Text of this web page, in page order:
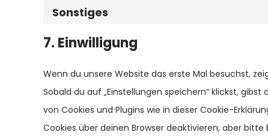
Sonstiges
7. Einwilligung
Wenn du unsere Website das erste Mal besuchst,
Sobald du auf „Einstellungen speichern“ klickst,
von Cookies und Plugins wie in dieser Cookie-
Cookies über deinen Browser deaktivieren, aber